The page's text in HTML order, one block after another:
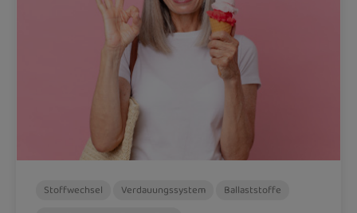
Stoffwechsel Verdauungssystem
Ballaststoffe